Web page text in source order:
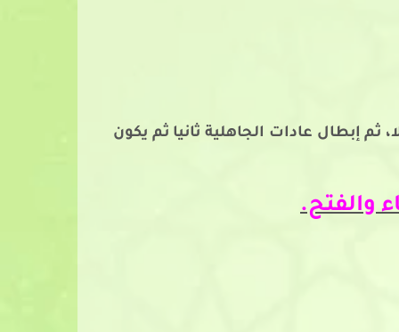
إبطال عادات الجاهلية ثانيا ثم يكون
والفتح.